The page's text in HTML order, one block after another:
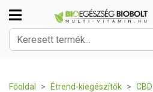
Főoldal Étrend-kiegészítők